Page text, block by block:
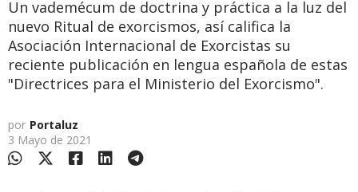
Un vademécum de doctrina y práctica a la luz del
nuevo Ritual de exorcismos, así califica la
Asociación Internacional de Exorcistas su
reciente publicación en lengua española de estas
"Directrices para el Ministerio del Exorcismo".
por Portaluz
3 Mayo de 2021